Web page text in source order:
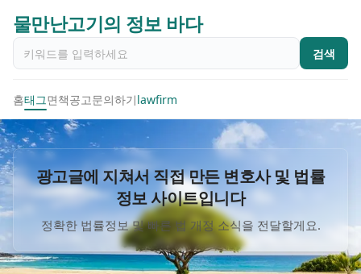
물만난고기의 정보 바다
검색
홈태그면책공고문의하기lawfirm
광고글에 지쳐서 직접 만든 변호사 및 법률
정보 사이트입니다
정확한 법률정보 및 빠른 법 개정 소식을 전달할게요.